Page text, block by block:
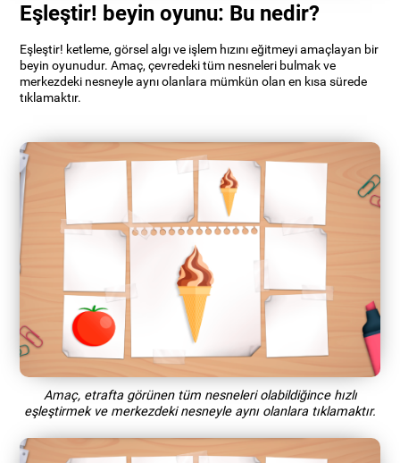
Eşleştir! beyin oyunu: Bu nedir?
Eşleştir! ketleme, görsel algı ve işlem hızını eğitmeyi amaçlayan bir
beyin oyunudur. Amaç, çevredeki tüm nesneleri bulmak ve
merkezdeki nesneyle aynı olanlara mümkün olan en kısa sürede
tıklamaktır.
Amaç, etrafta görünen tüm nesneleri olabildiğince hızlı
eşleştirmek ve merkezdeki nesneyle aynı olanlara tıklamaktır.